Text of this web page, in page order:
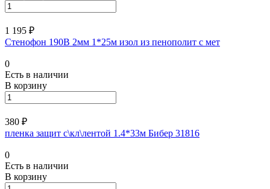
1 195 ₽
Стенофон 190В 2мм 1*25м изол из пенополит с мет
0
Есть в наличии
В корзину
380 ₽
пленка защит с\кл\лентой 1.4*33м Бибер 31816
0
Есть в наличии
В корзину